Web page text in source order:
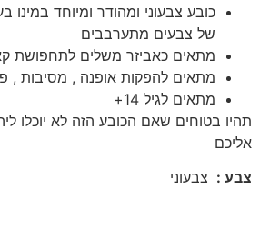
כובע צבעוני ומהודר ומיוחד במינו
של צבעים מתערבבים
מתאים כאביזר משלים לתחפושת
מתאים להפקות אופנה , מסיבות ,
מתאים לגיל 14+
תהיו בטוחים שאם הכובע הזה לא יוכלו
אליכם
צבע : צבעוני